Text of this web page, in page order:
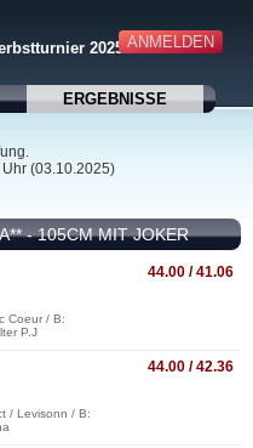
ANMELDEN
2025
ERGEBNISSE
(03.10.2025)
- 105CM MIT JOKER
44.00 / 41.06
Coeur / B:
P.J
44.00 / 42.36
/ Levisonn / B: